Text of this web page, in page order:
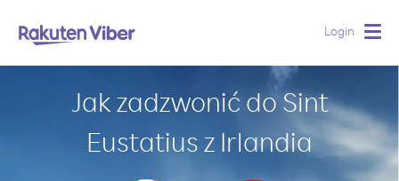
Login
Jak zadzwonić do Sint
Eustatius z Irlandia